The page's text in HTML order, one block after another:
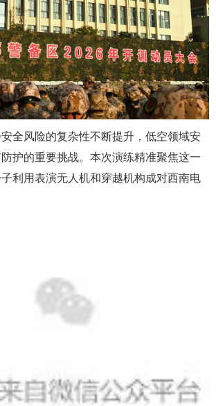
全风险的复杂性不断提升，低空领域安
护的重要挑战。本次演练精准聚焦这一
利用表演无人机和穿越机构成对西南电